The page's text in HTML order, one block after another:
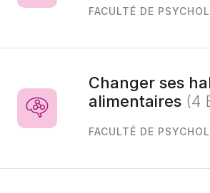
FACULTÉ DE
Changer ses
alimentaires (4
FACULTÉ DE